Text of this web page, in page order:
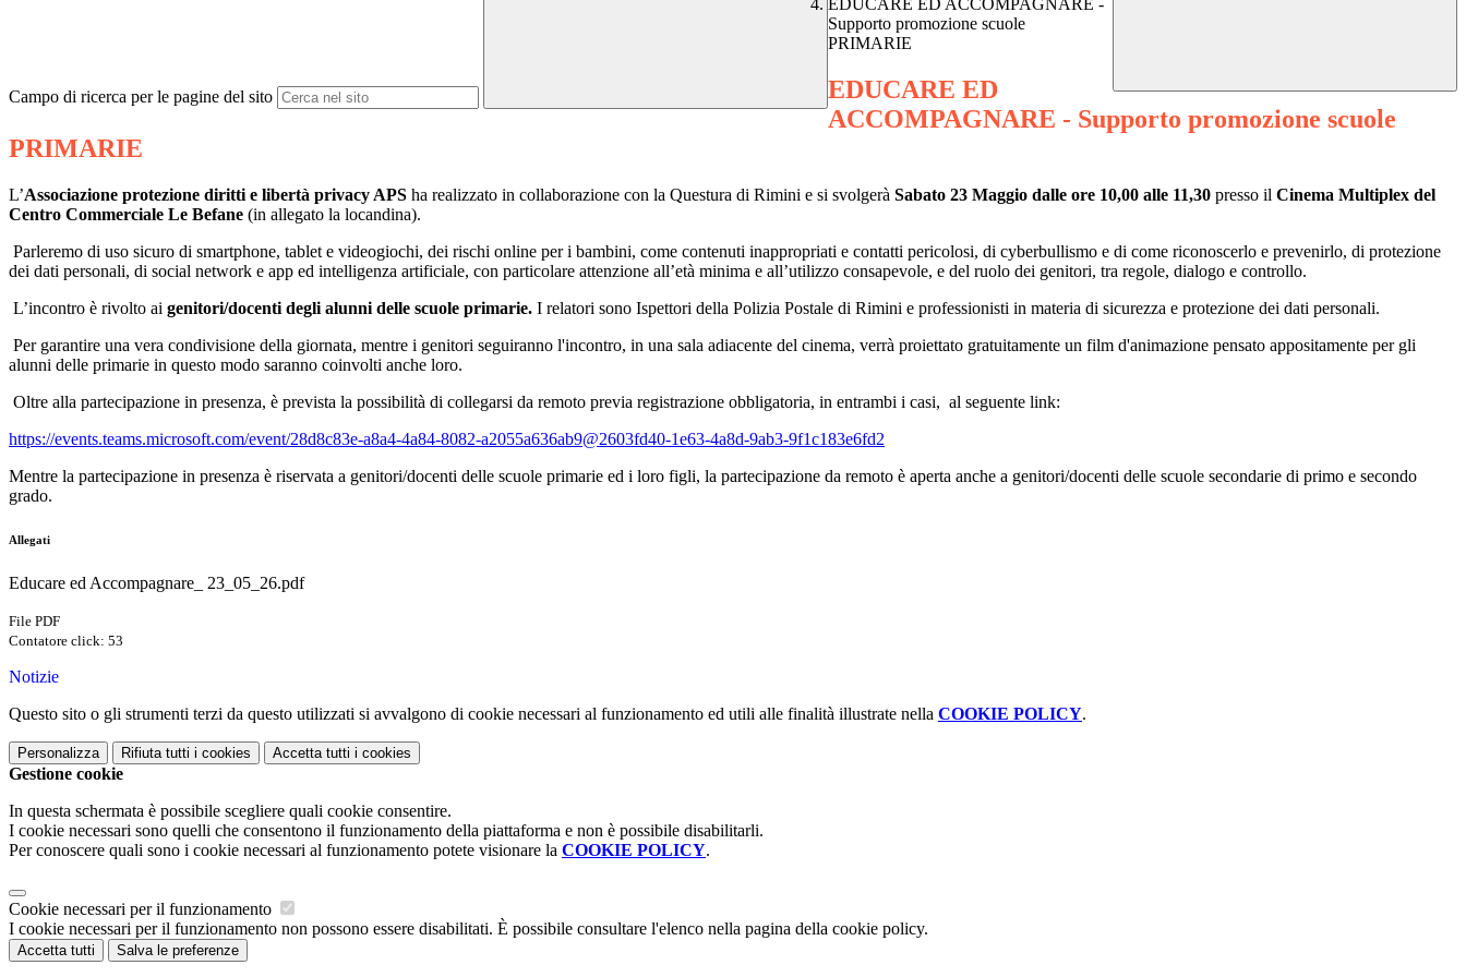
Campo di ricerca per le pagine del sito
EDUCARE ED ACCOMPAGNARE -
Supporto promozione scuole
PRIMARIE
EDUCARE ED
ACCOMPAGNARE - Supporto promozione scuole
PRIMARIE
L’Associazione protezione diritti e libertà privacy APS ha realizzato in collaborazione con la Questura di Rimini e si svolgerà Sabato 23 Maggio dalle ore 10,00 alle 11,30 presso il Cinema Multiplex del
Centro Commerciale Le Befane (in allegato la locandina).
Parleremo di uso sicuro di smartphone, tablet e videogiochi, dei rischi online per i bambini, come contenuti inappropriati e contatti pericolosi, di cyberbullismo e di come riconoscerlo e prevenirlo, di protezione
dei dati personali, di social network e app ed intelligenza artificiale, con particolare attenzione all’età minima e all’utilizzo consapevole, e del ruolo dei genitori, tra regole, dialogo e controllo.
L’incontro è rivolto ai genitori/docenti degli alunni delle scuole primarie. I relatori sono Ispettori della Polizia Postale di Rimini e professionisti in materia di sicurezza e protezione dei dati personali.
Per garantire una vera condivisione della giornata, mentre i genitori seguiranno l'incontro, in una sala adiacente del cinema, verrà proiettato gratuitamente un film d'animazione pensato appositamente per gli
alunni delle primarie in questo modo saranno coinvolti anche loro.
Oltre alla partecipazione in presenza, è prevista la possibilità di collegarsi da remoto previa registrazione obbligatoria, in entrambi i casi, al seguente link:
https://events.teams.microsoft.com/event/28d8c83e-a8a4-4a84-8082-a2055a636ab9@2603fd40-1e63-4a8d-9ab3-9f1c183e6fd2
Mentre la partecipazione in presenza è riservata a genitori/docenti delle scuole primarie ed i loro figli, la partecipazione da remoto è aperta anche a genitori/docenti delle scuole secondarie di primo e secondo
grado.
Allegati
Educare ed Accompagnare_ 23_05_26.pdf
File PDF
Contatore click: 53
Notizie
Questo sito o gli strumenti terzi da questo utilizzati si avvalgono di cookie necessari al funzionamento ed utili alle finalità illustrate nella COOKIE POLICY.
Personalizza Rifiuta tutti i cookies Accetta tutti i cookies
Gestione cookie
In questa schermata è possibile scegliere quali cookie consentire.
I cookie necessari sono quelli che consentono il funzionamento della piattaforma e non è possibile disabilitarli.
Per conoscere quali sono i cookie necessari al funzionamento potete visionare la COOKIE POLICY.
Cookie necessari per il funzionamento
I cookie necessari per il funzionamento non possono essere disabilitati. È possibile consultare l'elenco nella pagina della cookie policy.
Accetta tutti Salva le preferenze